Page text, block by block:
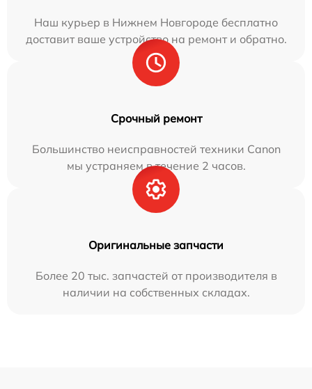
Наш курьер в Нижнем Новгороде бесплатно
доставит ваше устройство на ремонт и обратно.
Срочный ремонт
Большинство неисправностей техники Canon
мы устраняем в течение 2 часов.
Оригинальные запчасти
Более 20 тыс. запчастей от производителя в
наличии на собственных складах.